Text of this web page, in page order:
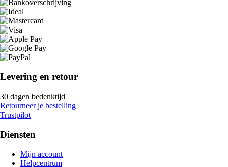
Levering en retour
30 dagen bedenktijd
Retourneer je bestelling
Trustpilot
Diensten
Mijn account
Helpcentrum